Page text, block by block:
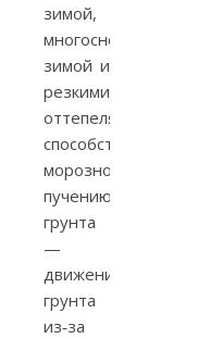
зимой,
многоснежной
зимой и
резкими
оттепелями
способствует
морозному
пучению
грунта
—
движение
грунта
из‑за